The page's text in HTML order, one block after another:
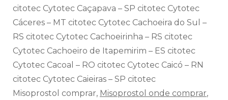
citotec Cytotec Caçapava – SP citotec Cytotec
Cáceres – MT citotec Cytotec Cachoeira do Sul –
RS citotec Cytotec Cachoeirinha – RS citotec
Cytotec Cachoeiro de Itapemirim – ES citotec
Cytotec Cacoal – RO citotec Cytotec Caicó – RN
citotec Cytotec Caieiras – SP citotec
Misoprostol comprar, Misoprostol onde comprar,